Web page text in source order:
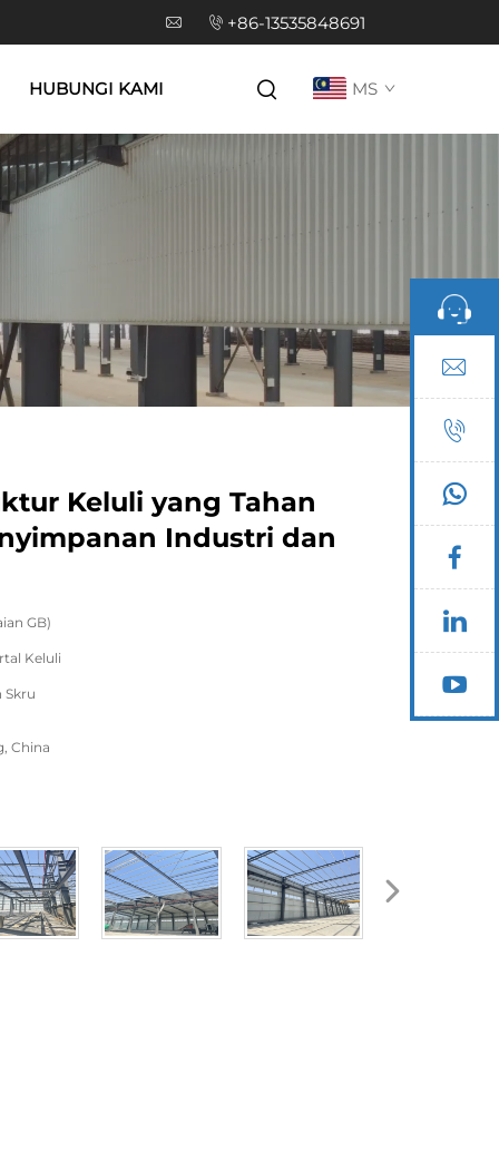
+86-13535848691
HUBUNGI KAMI MS
Keluli yang Tahan
Industri dan
GB)
Keluli
Skru
China